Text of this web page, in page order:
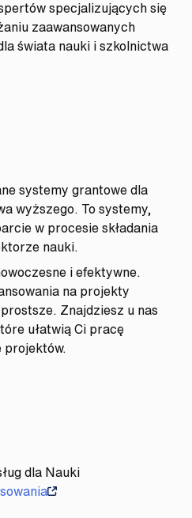
specjalizujących się
zaawansowanych
świata nauki i szkolnictwa
systemy grantowe dla
wyższego. To systemy,
w procesie składania
nauki.
i efektywne.
na projekty
Znajdziesz u nas
ułatwią Ci pracę
dla Nauki